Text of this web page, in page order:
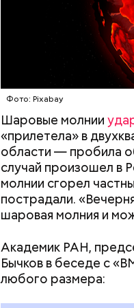
Фото: Pixabay
Шаровые молнии
«прилетела» в
области — пробила
случай произошел в
молнии сгорел
пострадали.
шаровая молния и
Академик РАН,
Бычков в беседе с
любого размера:
— Об аварии я узнал
дома, за нами
Сказали, что
часов мы
А еще, удержав меч
мужей, невинно